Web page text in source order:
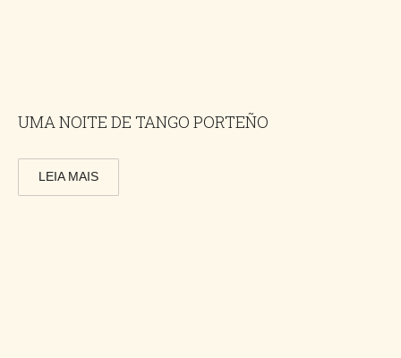
UMA NOITE DE TANGO PORTEÑO
LEIA MAIS